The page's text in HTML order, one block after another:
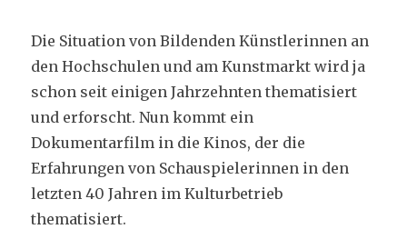
Die Situation von Bildenden Künstlerinnen an
den Hochschulen und am Kunstmarkt wird ja
schon seit einigen Jahrzehnten thematisiert
und erforscht. Nun kommt ein
Dokumentarfilm in die Kinos, der die
Erfahrungen von Schauspielerinnen in den
letzten 40 Jahren im Kulturbetrieb
thematisiert.